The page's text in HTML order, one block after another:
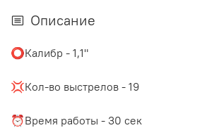
Описание
⭕️Калибр - 1,1"
💢Кол-во выстрелов - 19
⏰Время работы - 30 сек